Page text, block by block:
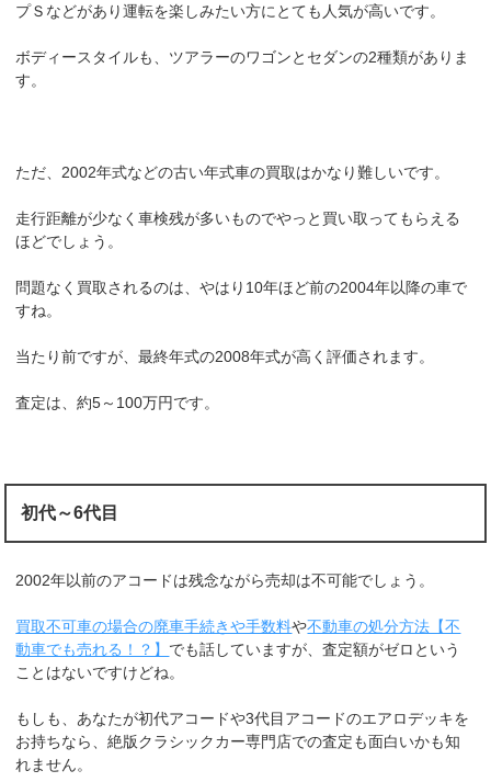
プＳなどがあり運転を楽しみたい方にとても人気が高いです。
ボディースタイルも、ツアラーのワゴンとセダンの2種類がありま
す。
ただ、2002年式などの古い年式車の買取はかなり難しいです。
走行距離が少なく車検残が多いものでやっと買い取ってもらえる
ほどでしょう。
問題なく買取されるのは、やはり10年ほど前の2004年以降の車で
すね。
当たり前ですが、最終年式の2008年式が高く評価されます。
査定は、約5～100万円です。
初代～6代目
2002年以前のアコードは残念ながら売却は不可能でしょう。
買取不可車の場合の廃車手続きや手数料や不動車の処分方法【不
動車でも売れる！？】 でも話していますが、査定額がゼロという
ことはないですけどね。
もしも、あなたが初代アコードや3代目アコードのエアロデッキを
お持ちなら、絶版クラシックカー専門店での査定も面白いかも知
れません。